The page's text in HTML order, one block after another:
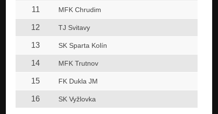
11 MFK Chrudim
12 TJ Svitavy
13 SK Sparta Kolín
14 MFK Trutnov
15 FK Dukla JM
16 SK Vyžlovka